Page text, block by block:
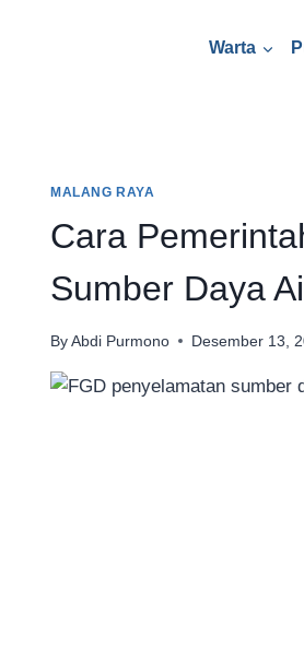
Warta
MALANG RAYA
Cara
Sumber Daya
By Abdi Purmono Desember 13,